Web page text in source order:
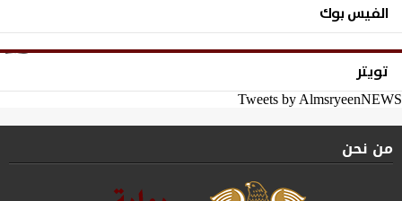
الفيس بوك
تويتر
Tweets by AlmsryeenNEWS
من نحن